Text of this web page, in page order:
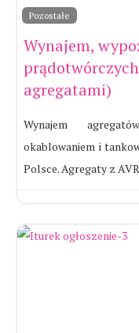
Pozostałe
Wynajem,
agregatami)
Wynajem
okablowaniem i
Polsce. Agregaty z